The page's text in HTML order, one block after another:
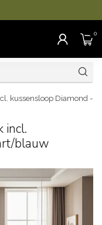
0
kussensloop Diamond -
incl.
blauw